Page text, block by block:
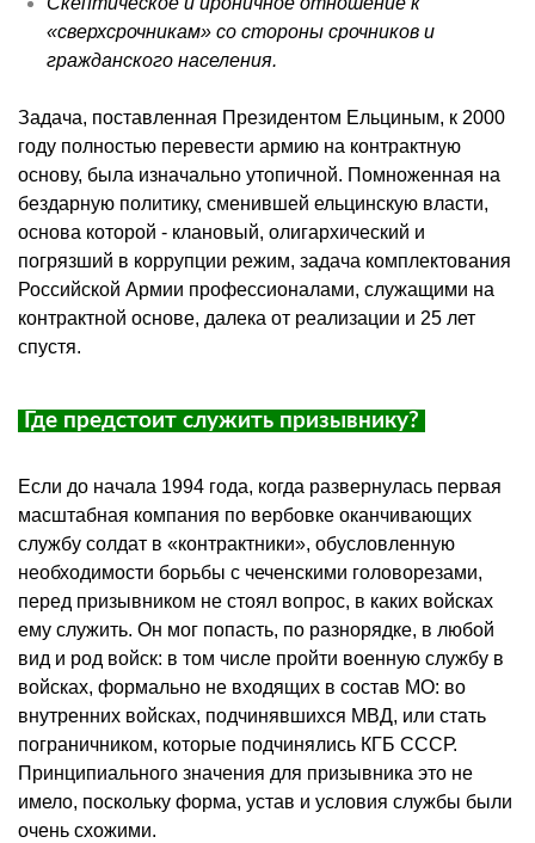
«сверхсрочникам» со стороны срочников и
гражданского населения.
Задача, поставленная Президентом Ельциным, к 2000
году полностью перевести армию на контрактную
основу, была изначально утопичной. Помноженная на
бездарную политику, сменившей ельцинскую власти,
основа которой - клановый, олигархический и
погрязший в коррупции режим, задача комплектования
Российской Армии профессионалами, служащими на
контрактной основе, далека от реализации и 25 лет
спустя.
Где предстоит служить призывнику?
Если до начала 1994 года, когда развернулась первая
масштабная компания по вербовке оканчивающих
службу солдат в «контрактники», обусловленную
необходимости борьбы с чеченскими головорезами,
перед призывником не стоял вопрос, в каких войсках
ему служить. Он мог попасть, по разнорядке, в любой
вид и род войск: в том числе пройти военную службу в
войсках, формально не входящих в состав МО: во
внутренних войсках, подчинявшихся МВД, или стать
пограничником, которые подчинялись КГБ СССР.
Принципиального значения для призывника это не
имело, поскольку форма, устав и условия службы были
очень схожими.